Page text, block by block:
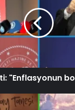
"Enflasyonun